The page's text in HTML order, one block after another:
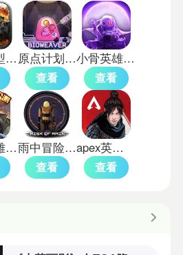
武装原型中文版 原点计划血肉工匠
查看
小骨英雄杀汉化版
查看
枪战英雄老版本 雨中冒险手机版
查看
apex英雄中文版
查看